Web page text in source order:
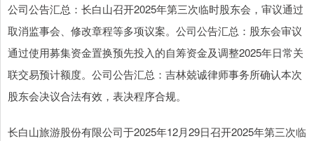
公司公告汇总：长白山召开2025年第三次临时股东会，审议通过
取消监事会、修改章程等多项议案。公司公告汇总：股东会审议
通过使用募集资金置换预先投入的自筹资金及调整2025年日常关
联交易预计额度。公司公告汇总：吉林兢诚律师事务所确认本次
股东会决议合法有效，表决程序合规。
长白山旅游股份有限公司于2025年12月29日召开2025年第三次临